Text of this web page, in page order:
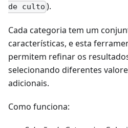
de culto ).
Cada categoria tem um
características, e esta
permitem refinar os
selecionando diferentes
adicionais.
Como funciona: